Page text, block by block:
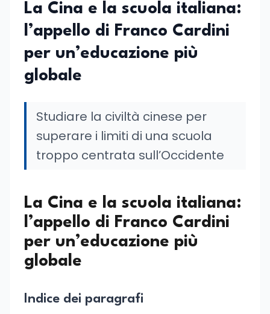
La Cina e la scuola italiana:
l’appello di Franco Cardini
per un’educazione più
globale
Studiare la civiltà cinese per
superare i limiti di una scuola
troppo centrata sull’Occidente
La Cina e la scuola italiana:
l’appello di Franco Cardini
per un’educazione più
globale
Indice dei paragrafi